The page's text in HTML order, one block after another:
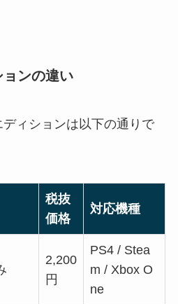
ンの違い
ィションは以下の通りで
税抜
価格
対応機種
2,200
円
PS4 / Stea
m / Xbox O
ne